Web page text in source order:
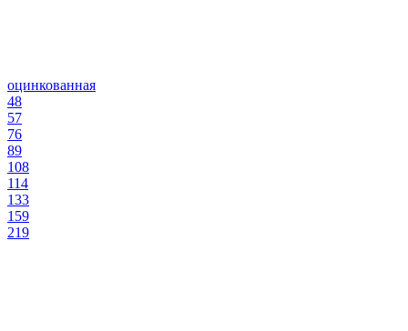
оцинкованная
48
57
76
89
108
114
133
159
219